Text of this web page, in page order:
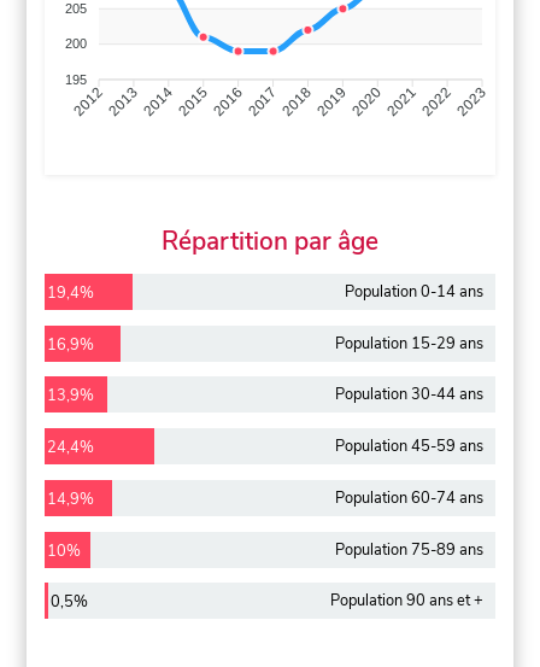
205
200
195
201220132014201520162017 20182019 2020202120222023
Répartition par âge
19,4% Population 0-14 ans
16,9% Population 15-29 ans
13,9% Population 30-44 ans
24,4% Population 45-59 ans
14,9% Population 60-74 ans
10% Population 75-89 ans
0,5% Population 90 ans et +